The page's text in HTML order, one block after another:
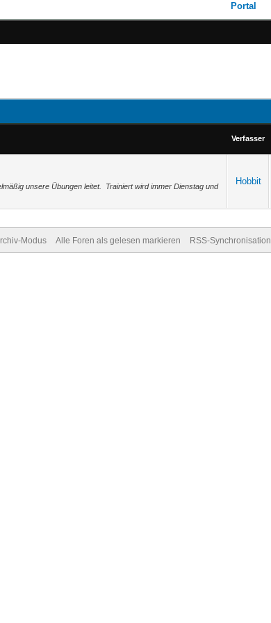
Portal
Verfasser
unsere Übungen leitet. Trainiert wird immer Dienstag und
Hobbit
Modus Alle Foren als gelesen markieren RSS-Synchronisation